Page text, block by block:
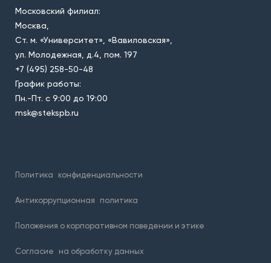
Московский филиал:
Москва,
Ст. м. «Университет», «Вавиловская»,
ул. Молодежная, д.4, пом. 197
+7 (495) 258-50-48
График работы:
Пн.-Пт. с 9:00 до 19:00
msk@stekspb.ru
Политика конфиденциальности
Антикоррупционная политика
Положения о корпоративном поведении и этике
Согласие на обработку данных